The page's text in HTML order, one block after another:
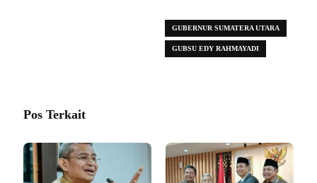
GUBERNUR SUMATERA UTARA
GUBSU EDY RAHMAYADI
Pos Terkait